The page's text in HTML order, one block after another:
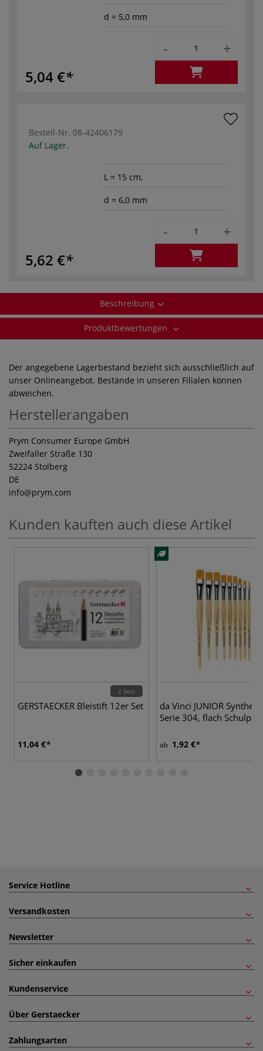
d = 5,0 mm
5,04 €
- +
Bestell-Nr. 08-42406179
Auf Lager.
L = 15 cm,
d = 6,0 mm
5,62 €
- +
Beschreibung
Produktbewertungen
Der angegebene Lagerbestand bezieht sich ausschließlich auf
unser Onlineangebot. Bestände in unseren Filialen können
abweichen.
Herstellerangaben
Prym Consumer Europe GmbH
Zweifaller Straße 130
52224 Stolberg
DE
info@prym.com
Kunden kauften auch diese Artikel
2 Sets
GERSTAECKER Bleistift 12er Set
11,04 €
da Vinci JUNIOR
Serie 304, flach
ab 1,92 €
Service Hotline
Versandkosten
Newsletter
Sicher einkaufen
Kundenservice
Über Gerstaecker
Zahlungsarten